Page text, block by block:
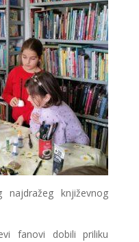
književnog
fanovi dobili priliku